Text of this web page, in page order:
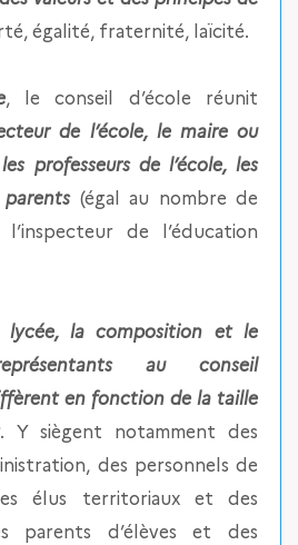
égalité, fraternité, laïcité.
, le conseil d’école réunit
de l’école, le maire ou
professeurs de l’école, les
(égal au nombre de
l’inspecteur de l’éducation
lycée, la composition et le
au conseil
en fonction de la taille
. Y siègent notamment des
des personnels de
élus territoriaux et des
parents d’élèves et des